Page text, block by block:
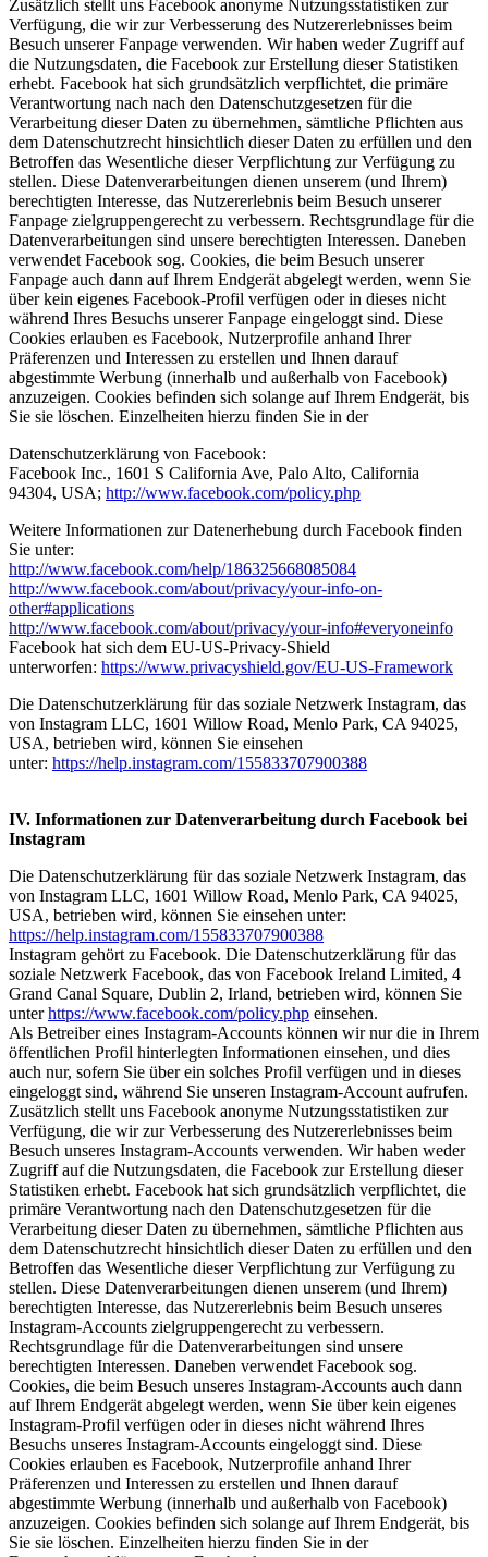
Zusätzlich stellt uns Facebook anonyme Nutzungsstatistiken zur
Verfügung, die wir zur Verbesserung des Nutzererlebnisses beim
Besuch unserer Fanpage verwenden. Wir haben weder Zugriff auf
die Nutzungsdaten, die Facebook zur Erstellung dieser Statistiken
erhebt. Facebook hat sich grundsätzlich verpflichtet, die primäre
Verantwortung nach nach den Datenschutzgesetzen für die
Verarbeitung dieser Daten zu übernehmen, sämtliche Pflichten aus
dem Datenschutzrecht hinsichtlich dieser Daten zu erfüllen und den
Betroffen das Wesentliche dieser Verpflichtung zur Verfügung zu
stellen. Diese Datenverarbeitungen dienen unserem (und Ihrem)
berechtigten Interesse, das Nutzererlebnis beim Besuch unserer
Fanpage zielgruppengerecht zu verbessern. Rechtsgrundlage für die
Datenverarbeitungen sind unsere berechtigten Interessen. Daneben
verwendet Facebook sog. Cookies, die beim Besuch unserer
Fanpage auch dann auf Ihrem Endgerät abgelegt werden, wenn Sie
über kein eigenes Facebook-Profil verfügen oder in dieses nicht
während Ihres Besuchs unserer Fanpage eingeloggt sind. Diese
Cookies erlauben es Facebook, Nutzerprofile anhand Ihrer
Präferenzen und Interessen zu erstellen und Ihnen darauf
abgestimmte Werbung (innerhalb und außerhalb von Facebook)
anzuzeigen. Cookies befinden sich solange auf Ihrem Endgerät, bis
Sie sie löschen. Einzelheiten hierzu finden Sie in der
Datenschutzerklärung von Facebook:
Facebook Inc., 1601 S California Ave, Palo Alto, California
94304, USA; http://www.facebook.com/policy.php
Weitere Informationen zur Datenerhebung durch Facebook finden
Sie unter:
http://www.facebook.com/help/186325668085084
http://www.facebook.com/about/privacy/your-info-on-
other#applications
http://www.facebook.com/about/privacy/your-info#everyoneinfo
Facebook hat sich dem EU-US-Privacy-Shield
unterworfen: https://www.privacyshield.gov/EU-US-Framework
Die Datenschutzerklärung für das soziale Netzwerk Instagram, das
von Instagram LLC, 1601 Willow Road, Menlo Park, CA 94025,
USA, betrieben wird, können Sie einsehen
unter: https://help.instagram.com/155833707900388
IV. Informationen zur Datenverarbeitung durch Facebook bei
Instagram
Die Datenschutzerklärung für das soziale Netzwerk Instagram, das
von Instagram LLC, 1601 Willow Road, Menlo Park, CA 94025,
USA, betrieben wird, können Sie einsehen unter:
https://help.instagram.com/155833707900388
Instagram gehört zu Facebook. Die Datenschutzerklärung für das
soziale Netzwerk Facebook, das von Facebook Ireland Limited, 4
Grand Canal Square, Dublin 2, Irland, betrieben wird, können Sie
unterhttps://www.facebook.com/policy.php einsehen.
Als Betreiber eines Instagram-Accounts können wir nur die in Ihrem
öffentlichen Profil hinterlegten Informationen einsehen, und dies
auch nur, sofern Sie über ein solches Profil verfügen und in dieses
eingeloggt sind, während Sie unseren Instagram-Account aufrufen.
Zusätzlich stellt uns Facebook anonyme Nutzungsstatistiken zur
Verfügung, die wir zur Verbesserung des Nutzererlebnisses beim
Besuch unseres Instagram-Accounts verwenden. Wir haben weder
Zugriff auf die Nutzungsdaten, die Facebook zur Erstellung dieser
Statistiken erhebt. Facebook hat sich grundsätzlich verpflichtet, die
primäre Verantwortung nach den Datenschutzgesetzen für die
Verarbeitung dieser Daten zu übernehmen, sämtliche Pflichten aus
dem Datenschutzrecht hinsichtlich dieser Daten zu erfüllen und den
Betroffen das Wesentliche dieser Verpflichtung zur Verfügung zu
stellen. Diese Datenverarbeitungen dienen unserem (und Ihrem)
berechtigten Interesse, das Nutzererlebnis beim Besuch unseres
Instagram-Accounts zielgruppengerecht zu verbessern.
Rechtsgrundlage für die Datenverarbeitungen sind unsere
berechtigten Interessen. Daneben verwendet Facebook sog.
Cookies, die beim Besuch unseres Instagram-Accounts auch dann
auf Ihrem Endgerät abgelegt werden, wenn Sie über kein eigenes
Instagram-Profil verfügen oder in dieses nicht während Ihres
Besuchs unseres Instagram-Accounts eingeloggt sind. Diese
Cookies erlauben es Facebook, Nutzerprofile anhand Ihrer
Präferenzen und Interessen zu erstellen und Ihnen darauf
abgestimmte Werbung (innerhalb und außerhalb von Facebook)
anzuzeigen. Cookies befinden sich solange auf Ihrem Endgerät, bis
Sie sie löschen. Einzelheiten hierzu finden Sie in der